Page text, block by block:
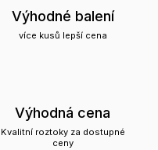
Výhodné balení
více kusů lepší cena
Výhodná cena
Kvalitní roztoky za dostupné
ceny